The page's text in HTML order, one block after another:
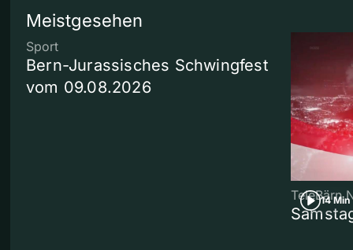
Meistgesehen
Sport
Bern-Jurassisches Schwingfest
vom 09.08.2026
14 Min
TeleBärn